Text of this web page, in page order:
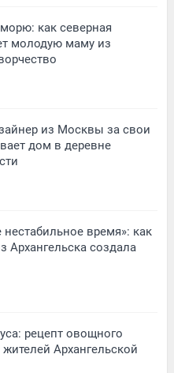
как северная
молодую маму из
из Москвы за свои
дом в деревне
время»: как
Архангельска создала
рецепт овощного
Архангельской